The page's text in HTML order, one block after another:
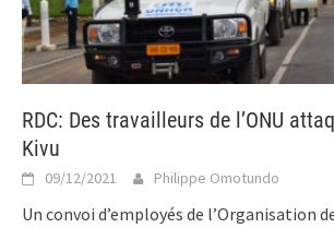
RDC: Des travailleurs de l’ONU
Kivu
09/12/2021 Philippe Omotundo
Un convoi d’employés de l’Organisation